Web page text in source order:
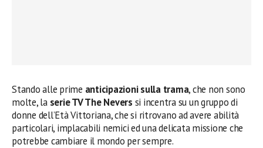
Stando alle prime anticipazioni sulla trama, che non sono
molte, la serie TV The Nevers si incentra su un gruppo di
donne dell’Età Vittoriana, che si ritrovano ad avere abilità
particolari, implacabili nemici ed una delicata missione che
potrebbe cambiare il mondo per sempre.